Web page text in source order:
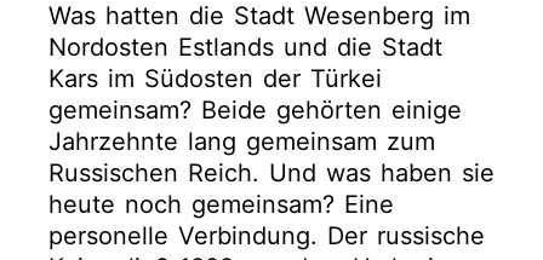
Was hatten die Stadt Wesenberg im
Nordosten Estlands und die Stadt
Kars im Südosten der Türkei
gemeinsam? Beide gehörten einige
Jahrzehnte lang gemeinsam zum
Russischen Reich. Und was haben sie
heute noch gemeinsam? Eine
personelle Verbindung. Der russische